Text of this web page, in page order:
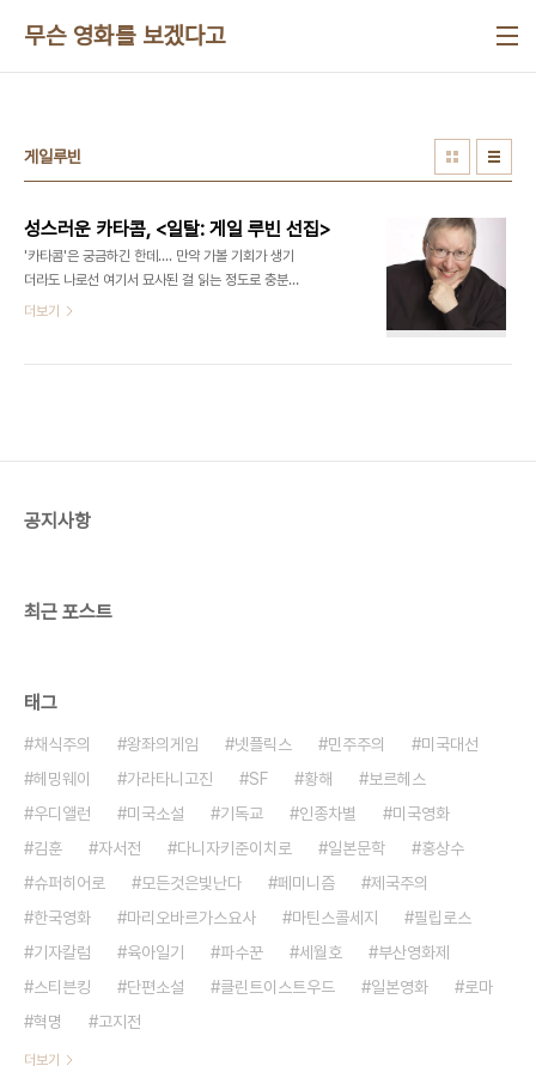
무슨 영화를 보겠다고
게일루빈
성스러운 카타콤, <일탈: 게일 루빈 선집>
'카타콤'은 궁금하긴 한데.... 만약 가볼 기회가 생기
더라도 나로선 여기서 묘사된 걸 읽는 정도로 충분하
겠다. 일탈: 게일 루빈 선집게일 루빈 지음, 신혜수·임
교수조차 1997년쯤 의 번역을 제안받고는 단호히
더보기
공지사항
최근 포스트
태그
채식주의 왕좌의게임 넷플릭스 민주주의
미국대선
헤밍웨이
가라타니고진 SF 황해
보르헤스
우디앨런
미국소설 기독교 인종차별
미국영화
김훈
자서전 다니자키준이치로 일본문학
홍상수
슈퍼히어로
모든것은빛난다 페미니즘
제국주의
한국영화
마리오바르가스요사 마틴스콜세지
필립로스
기자칼럼
육아일기 파수꾼 세월호
부산영화제
스티븐킹
단편소설 클린트이스트우드 일본영화
로마
혁명
고지전
더보기